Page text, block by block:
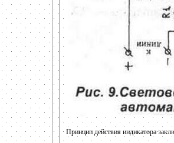
Принцип действия индикатора